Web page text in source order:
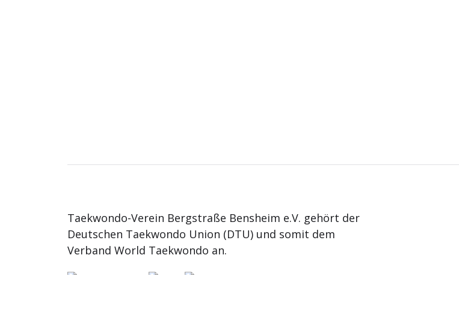
Taekwondo-Verein Bergstraße Bensheim e.V. gehört der
Deutschen Taekwondo Union (DTU) und somit dem
Verband World Taekwondo an.